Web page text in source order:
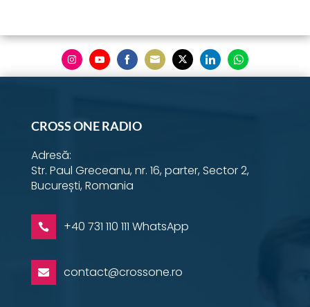
ShareShareShareShareShareShareShare
CROSS ONE RADIO
Adresă:
Str. Paul Greceanu, nr. 16, parter, Sector 2,
București, Romania
 +40 731 110 111 WhatsApp
 contact@crossone.ro